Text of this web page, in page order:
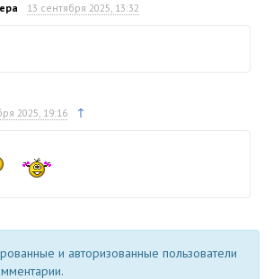
13 сентября 2025, 13:32
2025, 19:16 ↑
и авторизованные пользователи